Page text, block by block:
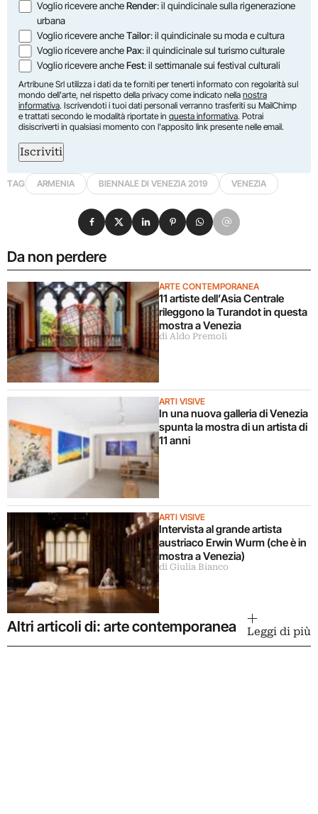
Voglio ricevere ancheRender: il quindicinale sulla rigenerazione
urbana
Voglio ricevere ancheTailor: il quindicinale su moda e cultura
Voglio ricevere anchePax: il quindicinale sul turismo culturale
Voglio ricevere ancheFest: il settimanale sui festival culturali
Artribune Srl utilizza i dati da te forniti per tenerti informato con regolarità sul
mondo dell'arte, nel rispetto della privacy come indicato nella nostra
informativa. Iscrivendoti i tuoi dati personali verranno trasferiti su MailChimp
e trattati secondo le modalità riportate in questa informativa. Potrai
disiscriverti in qualsiasi momento con l'apposito link presente nelle email.
Iscriviti
TAG ARMENIA BIENNALE DI VENEZIA 2019 VENEZIA
Da non perdere
ARTE CONTEMPORANEA
11 artiste dell’Asia Centrale
rileggono la Turandot in questa
mostra a Venezia
di Aldo Premoli
ARTI VISIVE
In una nuova galleria di Venezia
spunta la mostra di un artista di
11 anni
ARTI VISIVE
Intervista al grande artista
austriaco Erwin Wurm (che è in
mostra a Venezia)
di Giulia Bianco
Condividi su Facebook
Condividi su X
Condividi su LinkedIn
Condividi su Pinterest
Condividi su WhatsApp
Condividi su Email
Altri articoli di: arte contemporanea Leggi di più